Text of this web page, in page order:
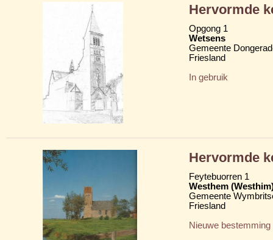
Hervormde
Opgong 1
Wetsens
Gemeente
Friesland
In gebruik
Hervormde
Feytebuorren 1
Westhem
Gemeente
Friesland
Nieuwe bestemming